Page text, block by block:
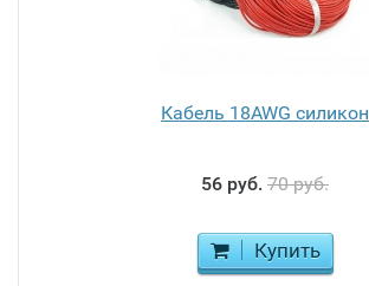
Кабель 18AWG силикон
56 руб. 70 руб.
Купить